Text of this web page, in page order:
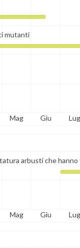
mutanti
Mag Giu Lug
arbusti che
Mag Giu Lug